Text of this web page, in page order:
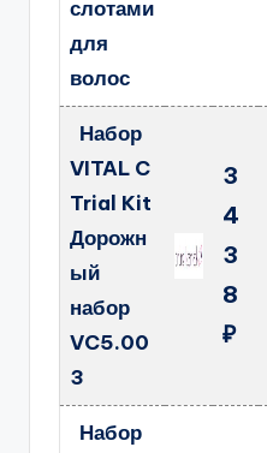
слотами
для
волос
Набор
VITAL C
Trial Kit
Дорожн
ый
набор
VC5.00
3
3
4
3
8
₽
Набор